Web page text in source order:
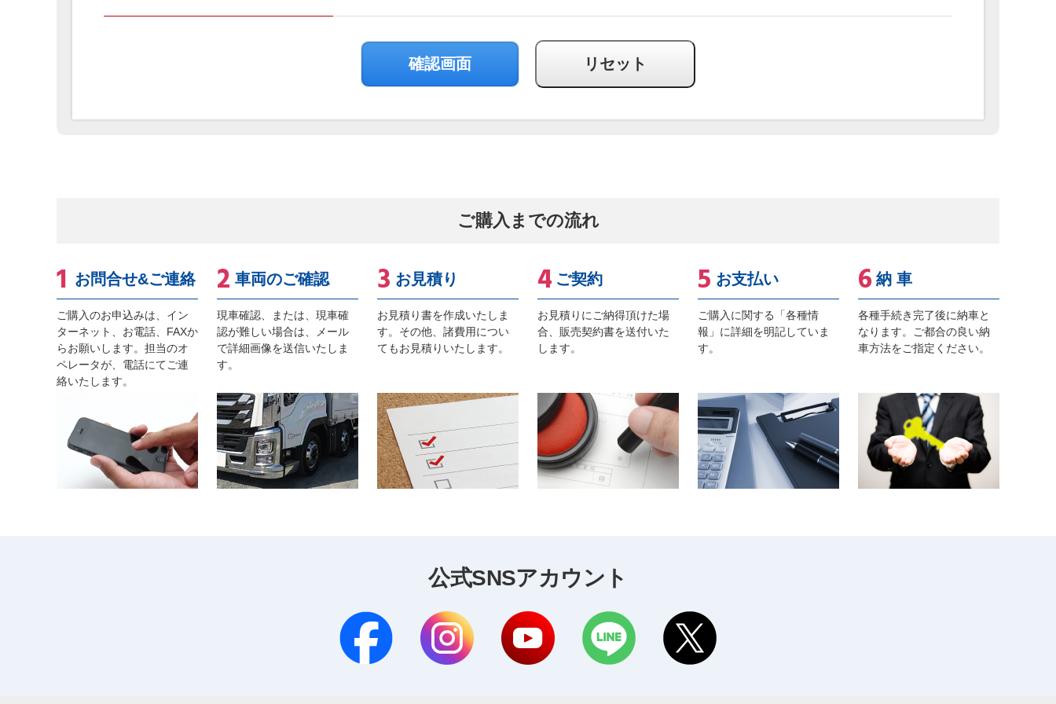
ご購入までの流れ
お問合せ&ご連絡
ご購入のお申込みは、イン
ターネット、お電話、FAXか
らお願いします。担当のオ
ペレータが、電話にてご連
絡いたします。
車両のご確認
現車確認、または、現車確
認が難しい場合は、メール
で詳細画像を送信いたしま
す。
お見積り
お見積り書を作成いたしま
す。その他、諸費用につい
てもお見積りいたします。
ご契約
お見積りにご納得頂けた場
合、販売契約書を送付いた
します。
お支払い
ご購入に関する「各種情
報」に詳細を明記していま
す。
納 車
各種手続き完了後に納車と
なります。ご都合の良い納
車方法をご指定ください。
公式SNSアカウント